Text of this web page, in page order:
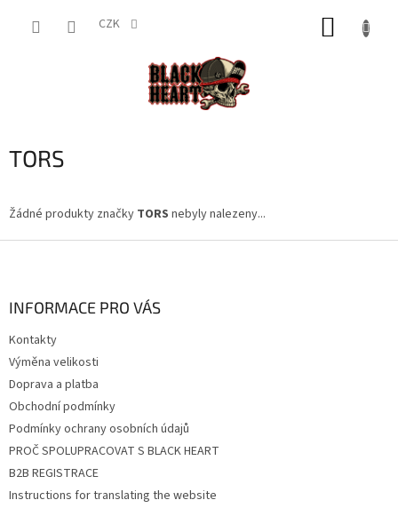
CZK
TORS
Žádné produkty značky TORS nebyly nalezeny...
INFORMACE PRO VÁS
Kontakty
Výměna velikosti
Doprava a platba
Obchodní podmínky
Podmínky ochrany osobních údajů
PROČ SPOLUPRACOVAT S BLACK HEART
B2B REGISTRACE
Instructions for translating the website